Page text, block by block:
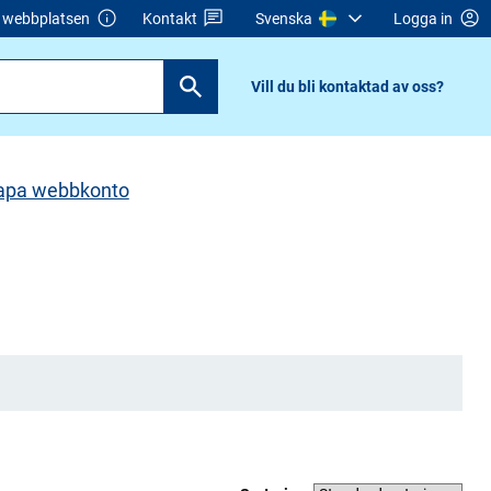
webbplatsen Kontakt Svenska Logga in
Vill du bli kontaktad av oss?
webbkonto